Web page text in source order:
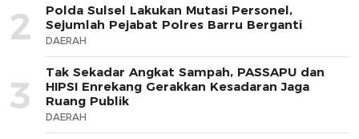
2
Polda Sulsel Lakukan Mutasi Personel,
Sejumlah Pejabat Polres Barru Berganti
DAERAH
3
Tak Sekadar Angkat Sampah, PASSAPU dan
HIPSI Enrekang Gerakkan Kesadaran Jaga
Ruang Publik
DAERAH